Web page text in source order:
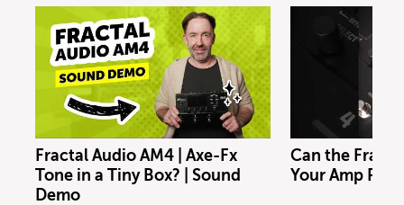
Fractal Audio AM4 | Axe-Fx
Tone in a Tiny Box? | Sound
Demo
Can the
Your Amp Rig?